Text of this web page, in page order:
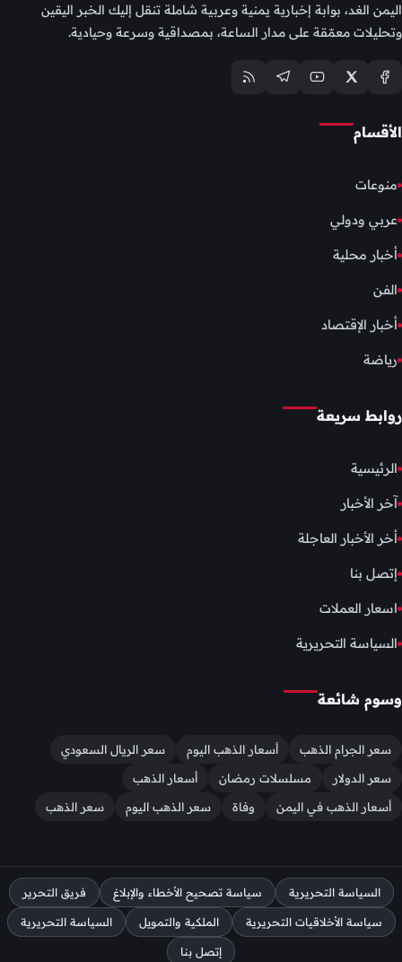
اليمن الغد، بوابة إخبارية يمنية وعربية شاملة تنقل إليك الخبر اليقين
وتحليلات معمّقة على مدار الساعة، بمصداقية وسرعة وحيادية.
الأقسام
منوعات
عربي ودولي
أخبار محلية
الفن
أخبار الإقتصاد
رياضة
روابط سريعة
الرئيسية
آخر الأخبار
أخر الأخبار العاجلة
إتصل بنا
اسعار العملات
السياسة التحريرية
وسوم شائعة
سعر الجرام الذهب أسعار الذهب اليوم
سعر الريال السعودي
سعر الدولار
مسلسلات رمضان
أسعار الذهب
أسعار الذهب في اليمن
وفاة سعر الذهب اليوم سعر الذهب
السياسة التحريرية سياسة تصحيح الأخطاء والإبلاغ فريق التحرير
سياسة الأخلاقيات التحريرية الملكية والتمويل السياسة التحريرية
إتصل بنا